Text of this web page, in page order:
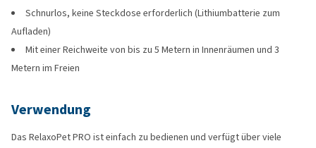
Schnurlos, keine Steckdose erforderlich (Lithiumbatterie zum
Aufladen)
Mit einer Reichweite von bis zu 5 Metern in Innenräumen und 3
Metern im Freien
Verwendung
Das RelaxoPet PRO ist einfach zu bedienen und verfügt über viele